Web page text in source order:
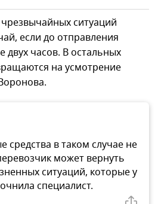
ситуаций
если до отправления
двух часов. В остальных
на усмотрение
средства в таком случае не
может вернуть
ситуаций, которые у
специалист.